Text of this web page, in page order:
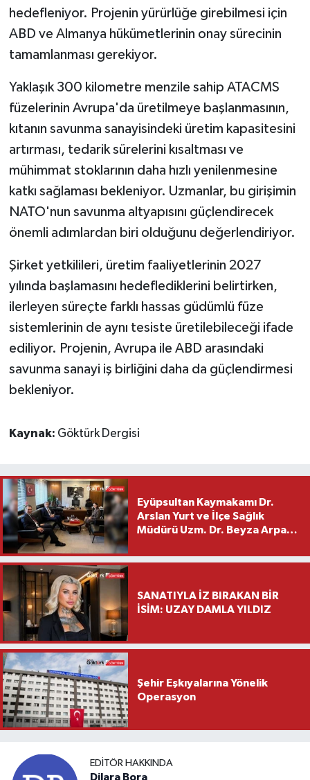
hedefleniyor. Projenin yürürlüğe girebilmesi için
ABD ve Almanya hükümetlerinin onay sürecinin
tamamlanması gerekiyor.
Yaklaşık 300 kilometre menzile sahip ATACMS
füzelerinin Avrupa'da üretilmeye başlanmasının,
kıtanın savunma sanayisindeki üretim kapasitesini
artırması, tedarik sürelerini kısaltması ve
mühimmat stoklarının daha hızlı yenilenmesine
katkı sağlaması bekleniyor. Uzmanlar, bu girişimin
NATO'nun savunma altyapısını güçlendirecek
önemli adımlardan biri olduğunu değerlendiriyor.
Şirket yetkilileri, üretim faaliyetlerinin 2027
yılında başlamasını hedeflediklerini belirtirken,
ilerleyen süreçte farklı hassas güdümlü füze
sistemlerinin de aynı tesiste üretilebileceği ifade
ediliyor. Projenin, Avrupa ile ABD arasındaki
savunma sanayi iş birliğini daha da güçlendirmesi
bekleniyor.
Kaynak: Göktürk Dergisi
Eyüpsultan Kaymakamı Dr.
Arslan Yurt ve İlçe Sağlık
Müdürü Uzm. Dr. Beyza Arpacı
Ziyareti
SANATIYLA İZ BIRAKAN BİR
İSİM: UZAY DAMLA YILDIZ
Şehir Eşkıyalarına Yönelik
Operasyon
EDITÖR HAKKINDA
Dilara Bora